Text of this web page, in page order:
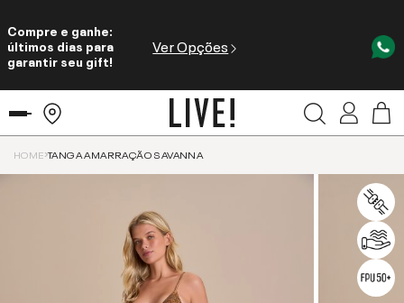
Compre e ganhe:
últimos dias para
garantir seu gift!
Ver Opções
HOME TANGA AMARRAÇÃO SAVANNA